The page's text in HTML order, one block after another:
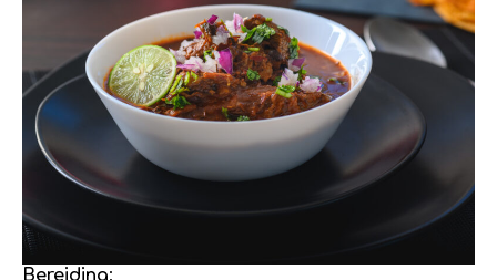
Bereiding: